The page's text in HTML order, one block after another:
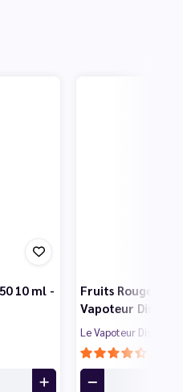
10 ml -
Fruits Rouges 50
Vapoteur
Le Vapoteur Discount